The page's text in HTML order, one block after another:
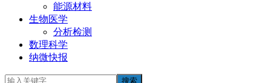
能源材料
生物医学
分析检测
数理科学
纳微快报